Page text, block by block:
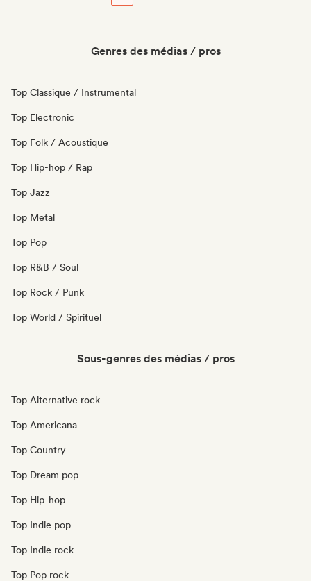
Genres des médias / pros
Top Classique / Instrumental
Top Electronic
Top Folk / Acoustique
Top Hip-hop / Rap
Top Jazz
Top Metal
Top Pop
Top R&B / Soul
Top Rock / Punk
Top World / Spirituel
Sous-genres des médias / pros
Top Alternative rock
Top Americana
Top Country
Top Dream pop
Top Hip-hop
Top Indie pop
Top Indie rock
Top Pop rock